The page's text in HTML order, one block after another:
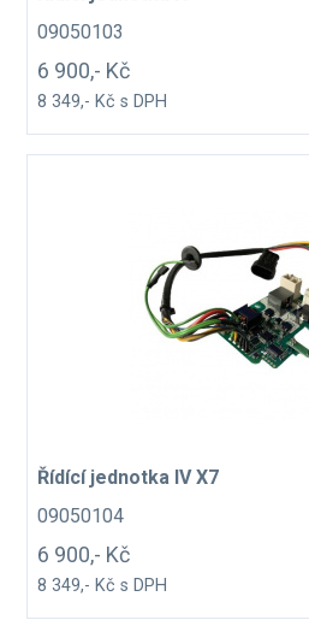
09050103
6 900,- Kč
8 349,- Kč s DPH
Řídící jednotka IV X7
09050104
6 900,- Kč
8 349,- Kč s DPH